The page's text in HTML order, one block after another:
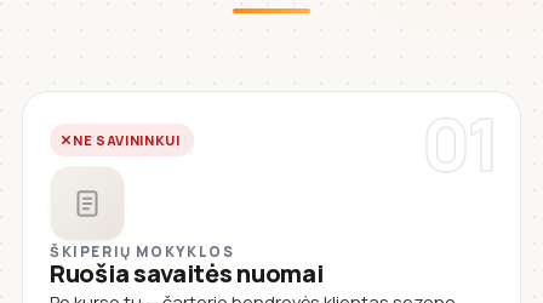
01
NE SAVININKUI
ŠKIPERIŲ MOKYKLOS
Ruošia savaitės nuomai